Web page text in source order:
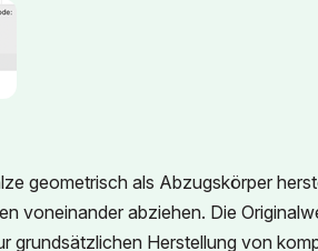
geometrisch als Abzugskörper
voneinander abziehen. Die
Herstellung von